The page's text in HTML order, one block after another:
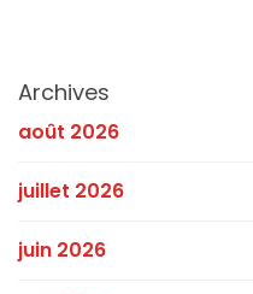
Archives
août 2026
juillet 2026
juin 2026